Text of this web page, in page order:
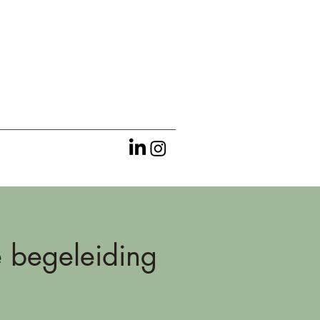
begeleiding